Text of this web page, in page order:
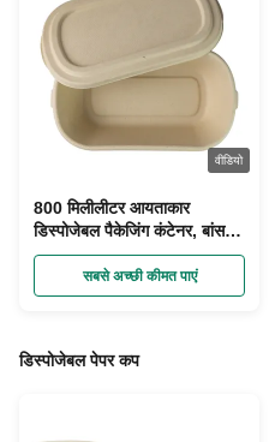
वीडियो
800 मिलीलीटर आयताकार
डिस्पोजेबल पैकेजिंग कंटेनर, बांस
फाइबर पेपर पल्प बॉक्स
सबसे अच्छी कीमत पाएं
डिस्पोजेबल पेपर कप